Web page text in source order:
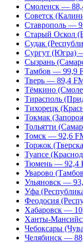
Смоленск —
Советск
Ставрополь —
Старый Оскол
Судак
Сургут (Югра)
Сызрань
Тамбов — 99,9
Тверь — 89,4
Тёмкино
Тирасполь
Тихорецк
Токмак
Тольятти
Томск — 92,6
Торжок
Туапсе
Тюмень — 92,4
Уварово
Ульяновск —
Уфа
Феодосия
Хабаровск —
Ханты-
Чебоксары
Челябинск —